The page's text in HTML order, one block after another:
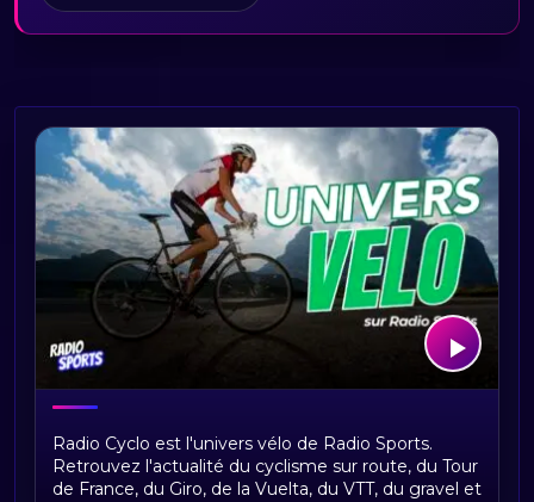
Bienvenue sur Radio Cyclo, votre
univers vélo
Radio Cyclo est l'univers vélo de Radio Sports.
Retrouvez l'actualité du cyclisme sur route, du Tour
de France, du Giro, de la Vuelta, du VTT, du gravel et